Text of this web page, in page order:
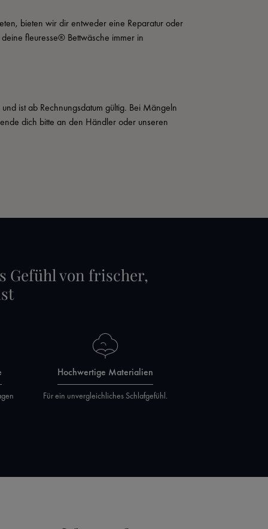
bieten wir dir entweder eine Reparatur oder
fleuresse® Bettwäsche immer in
ist ab Rechnungsdatum gültig. Bei Mängeln
dich bitte an den Händler oder unseren
Gefühl von frischer,
Hochwertige Materialien
Für ein unvergleichliches Schlafgefühl.